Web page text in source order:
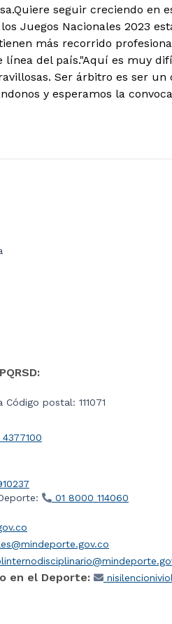
Quiere seguir creciendo en
Juegos Nacionales 2023
más recorrido
línea del país."Aquí es muy
Ser árbitro es ser
y esperamos la
postal: 111071
01 8000 114060
en el Deporte: